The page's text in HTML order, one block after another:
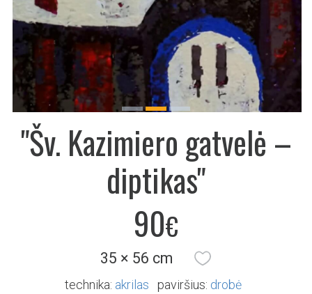
"Šv. Kazimiero gatvelė –
diptikas"
90€
35 × 56 cm
technika: akrilas paviršius: drobė